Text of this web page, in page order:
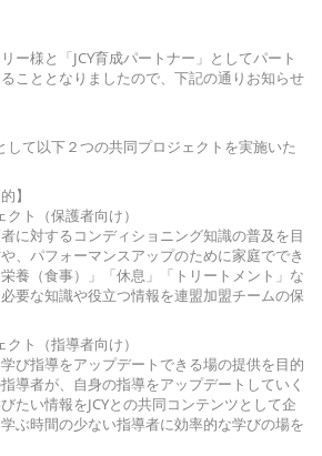
ー様と「JCY育成パートナー」としてパート
こととなりましたので、下記の通りお知らせ
して以下２つの共同プロジェクトを実施いた
】
ト（保護者向け）
に対するコンディショニング知識の普及を目
、パフォーマンスアップのために家庭ででき
養（食事）」「休息」「トリートメント」な
要な知識や役立つ情報を連盟加盟チームの保
ト（指導者向け）
び指導をアップデートできる場の提供を目的
導者が、自身の指導をアップデートしていく
たい情報をJCYとの共同コンテンツとして企
ぶ時間の少ない指導者に効率的な学びの場を